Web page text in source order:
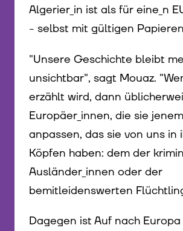
Algerier_in ist als für eine_n
- selbst mit gültigen
"Unsere Geschichte bleibt
unsichtbar", sagt Mouaz.
erzählt wird, dann
Europäer_innen, die sie
anpassen, das sie von uns in
Köpfen haben: dem der
Ausländer_innen oder der
bemitleidenswerten
Dagegen ist Auf nach